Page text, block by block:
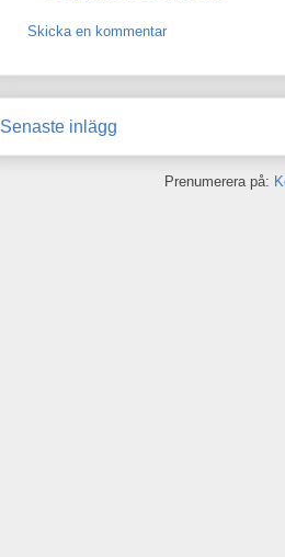
Skicka en kommentar
Senaste inlägg
Prenumerera på: